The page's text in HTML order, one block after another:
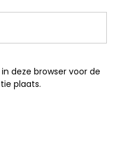
deze browser voor de
plaats.